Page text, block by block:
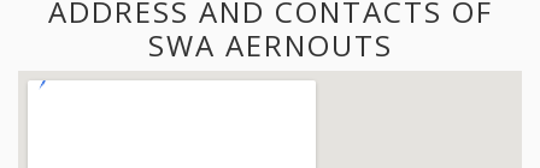
ADDRESS AND CONTACTS OF
SWA AERNOUTS